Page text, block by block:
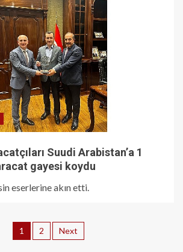
Suudi Arabistan’a 1
gayesi koydu
eserlerine akın etti.
1 2 Next